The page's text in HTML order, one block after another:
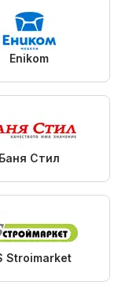
Enikom
Баня Стил
Stroimarket